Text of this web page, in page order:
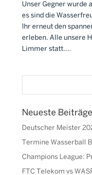
Unser Gegner wurde
es sind die
Ihr erneut den
erleben. Alle unsere
Limmer statt....
Neueste Beiträge
Deutscher Meister
Termine Wasserball
Champions League:
FTC Telekom vs